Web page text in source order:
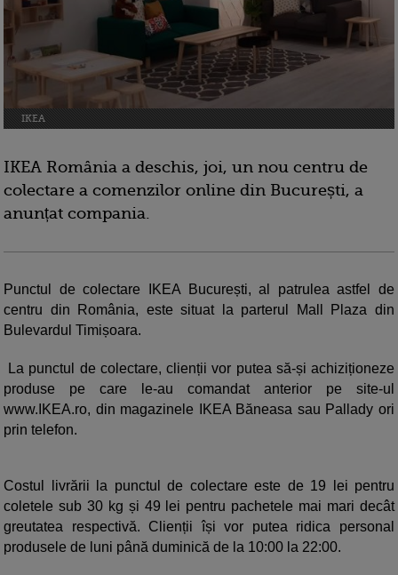
IKEA
IKEA România a deschis, joi, un nou centru de
colectare a comenzilor online din București, a
anunțat compania.
Punctul de colectare IKEA București, al patrulea astfel de
centru din România, este situat la parterul Mall Plaza din
Bulevardul Timișoara.
La punctul de colectare, clienții vor putea să-și achiziționeze
produse pe care le-au comandat anterior pe site-ul
www.IKEA.ro, din magazinele IKEA Băneasa sau Pallady ori
prin telefon.
Costul livrării la punctul de colectare este de 19 lei pentru
coletele sub 30 kg și 49 lei pentru pachetele mai mari decât
greutatea respectivă. Clienții își vor putea ridica personal
produsele de luni până duminică de la 10:00 la 22:00.